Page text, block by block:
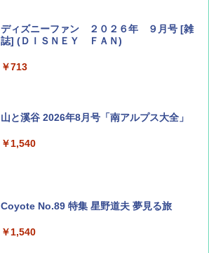
ディズニーファン ２０２６年 ９月号 [雑
誌] (ＤＩＳＮＥＹ ＦＡＮ)
￥713
山と溪谷 2026年8月号「南アルプス大全」
￥1,540
Coyote No.89 特集 星野道夫 夢見る旅
￥1,540